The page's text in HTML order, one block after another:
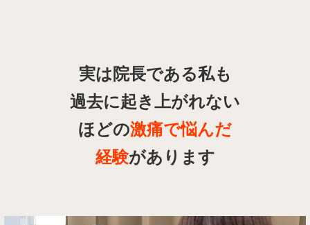
実は院長である私も
過去に起き上がれない
ほどの激痛で悩んだ
経験があります